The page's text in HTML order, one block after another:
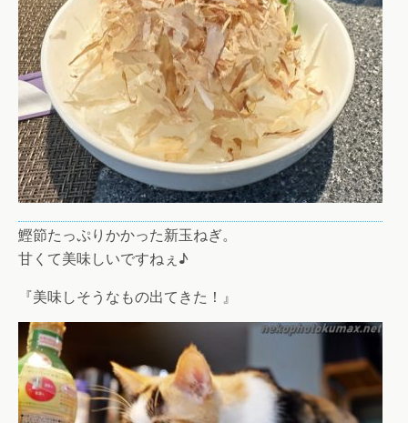
鰹節たっぷりかかった新玉ねぎ。
甘くて美味しいですねぇ♪
『美味しそうなもの出てきた！』